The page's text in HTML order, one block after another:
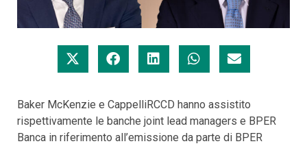
Baker McKenzie e CappelliRCCD hanno assistito
rispettivamente le banche joint lead managers e BPER
Banca in riferimento all’emissione da parte di BPER